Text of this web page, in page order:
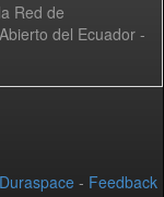
Red de
del Ecuador -
Duraspace - Feedback